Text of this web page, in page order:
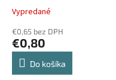
čokoládová
Vypredané
€0,65 bez DPH
€0,80
Do košíka